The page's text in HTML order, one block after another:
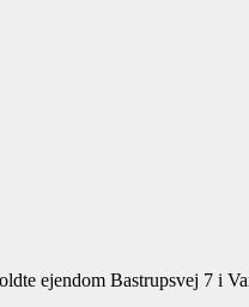
ejendom Bastrupsvej 7 i